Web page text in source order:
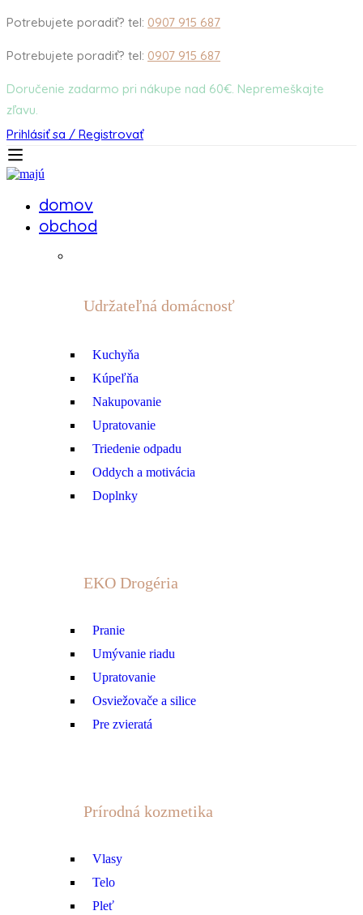
Potrebujete poradiť? tel: 0907 915 687
Potrebujete poradiť? tel: 0907 915 687
Doručenie zadarmo pri nákupe nad 60€. Nepremeškajte
zľavu.
Prihlásiť sa / Registrovať
domov
obchod
Udržateľná domácnosť
Kuchyňa
Kúpeľňa
Nakupovanie
Upratovanie
Triedenie odpadu
Oddych a motivácia
Doplnky
EKO Drogéria
Pranie
Umývanie riadu
Upratovanie
Osviežovače a silice
Pre zvieratá
Prírodná kozmetika
Vlasy
Telo
Pleť